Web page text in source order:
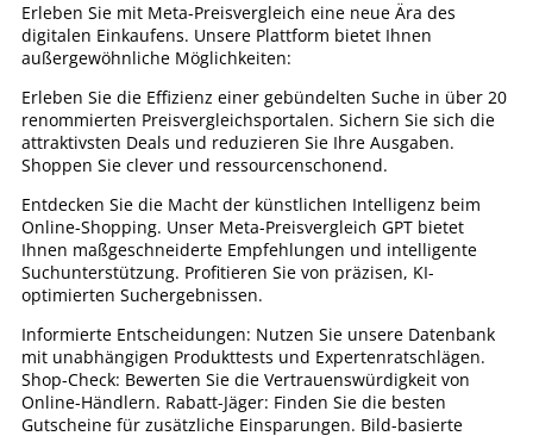
Erleben Sie mit Meta-Preisvergleich eine neue Ära des
digitalen Einkaufens. Unsere Plattform bietet Ihnen
außergewöhnliche Möglichkeiten:
Erleben Sie die Effizienz einer gebündelten Suche in über 20
renommierten Preisvergleichsportalen. Sichern Sie sich die
attraktivsten Deals und reduzieren Sie Ihre Ausgaben.
Shoppen Sie clever und ressourcenschonend.
Entdecken Sie die Macht der künstlichen Intelligenz beim
Online-Shopping. Unser Meta-Preisvergleich GPT bietet
Ihnen maßgeschneiderte Empfehlungen und intelligente
Suchunterstützung. Profitieren Sie von präzisen, KI-
optimierten Suchergebnissen.
Informierte Entscheidungen: Nutzen Sie unsere Datenbank
mit unabhängigen Produkttests und Expertenratschlägen.
Shop-Check: Bewerten Sie die Vertrauenswürdigkeit von
Online-Händlern. Rabatt-Jäger: Finden Sie die besten
Gutscheine für zusätzliche Einsparungen. Bild-basierte